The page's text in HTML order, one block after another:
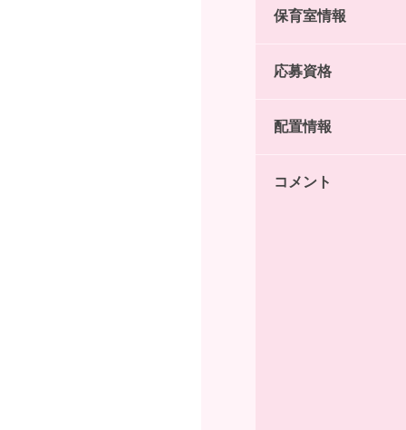
保育室情報
応募資格
配置情報
コメント